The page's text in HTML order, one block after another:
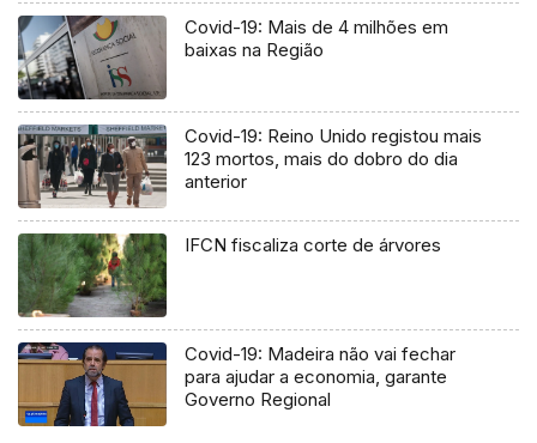
Covid-19: Mais de 4 milhões em
baixas na Região
Covid-19: Reino Unido registou mais
123 mortos, mais do dobro do dia
anterior
IFCN fiscaliza corte de árvores
Covid-19: Madeira não vai fechar
para ajudar a economia, garante
Governo Regional